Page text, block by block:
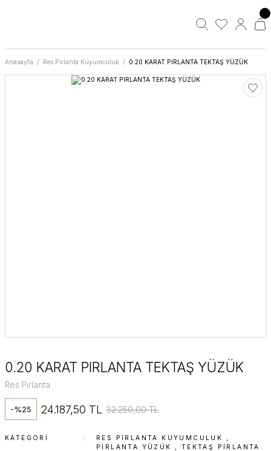
Anasayfa Res Pırlanta Kuyumculuk 0.20 KARAT PIRLANTA TEKTAŞ YÜZÜK
0.20 KARAT PIRLANTA TEKTAŞ YÜZÜK
Res Pırlanta
-%25 24.187,50 TL 32.250,00 TL
KATEGORI RES PIRLANTA KUYUMCULUK
PIRLANTA YÜZÜK
TEKTAŞ PIRLANTA